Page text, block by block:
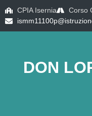
CPIA Isernia
Corso
DON